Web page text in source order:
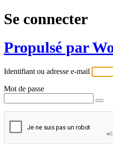
Se connecter
Propulsé par
Identifiant ou adresse e-mail
Mot de passe